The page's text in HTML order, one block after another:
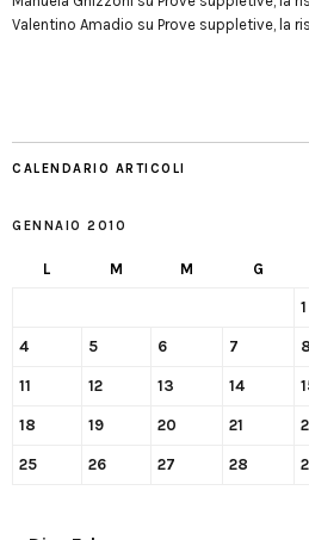
Valentino Amadio su Prove suppletive, la
CALENDARIO ARTICOLI
GENNAIO 2010
L M M G
1
4 5 6 7 8
11 12 13 14
18 19 20 21
25 26 27 28